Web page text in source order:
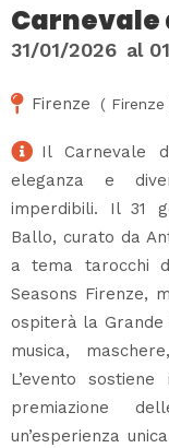
Carnevale
31/01/2026 al
Firenze ( Firenze
Il Carnevale
eleganza e
imperdibili. Il 31
Ballo, curato da
a tema tarocchi
Seasons Firenze,
ospiterà la
musica,
L’evento
premiazione
un’esperienza